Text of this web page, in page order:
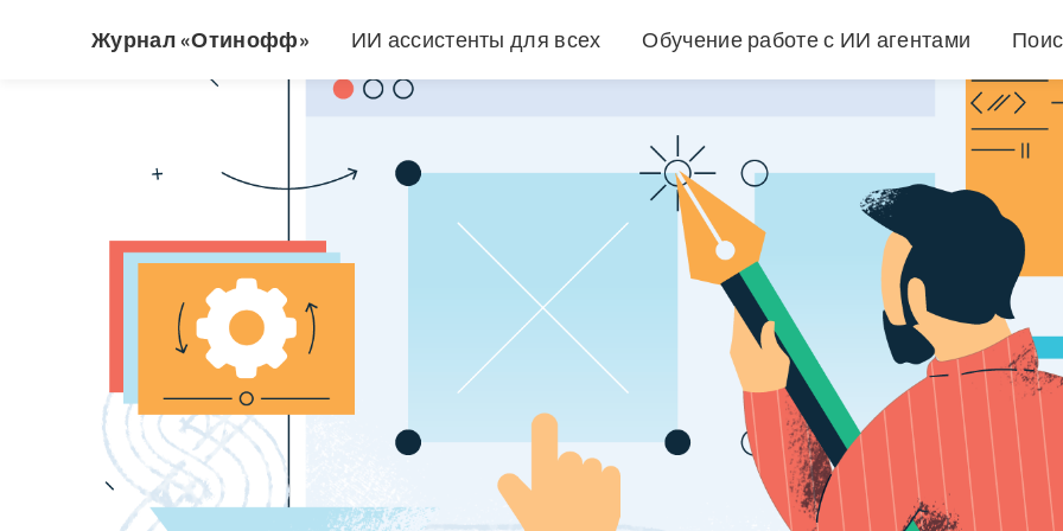
Журнал «Отинофф» ИИ ассистенты для всех Обучение работе с ИИ агентами